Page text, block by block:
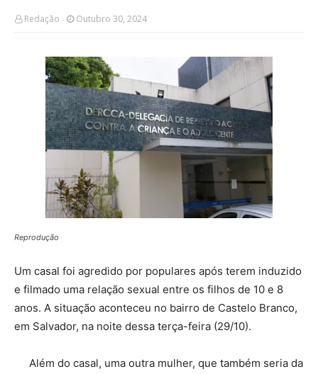
Redação Outubro 30, 2024
Reprodução
Um casal foi agredido por populares após terem induzido
e filmado uma relação sexual entre os filhos de 10 e 8
anos. A situação aconteceu no bairro de Castelo Branco,
em Salvador, na noite dessa terça-feira (29/10).
Além do casal, uma outra mulher, que também seria da